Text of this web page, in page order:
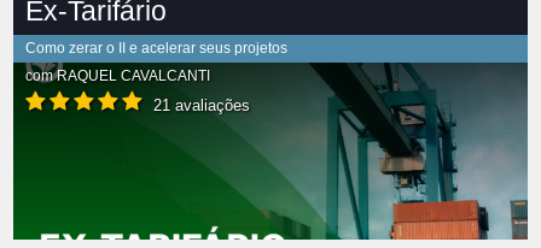
Ex-Tarifário
Como zerar o II e acelerar seus projetos
comRAQUEL CAVALCANTI
21 avaliações